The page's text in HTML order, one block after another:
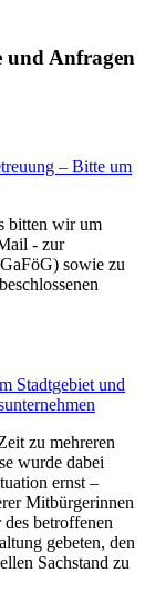
und Anfragen
– Bitte um
bitten wir um
- zur
sowie zu
Stadtgebiet und
zu mehreren
wurde dabei
ernst –
Mitbürgerinnen
betroffenen
gebeten, den
Sachstand zu